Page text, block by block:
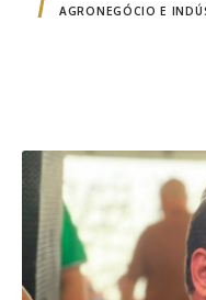
AGRONEGÓCIO E